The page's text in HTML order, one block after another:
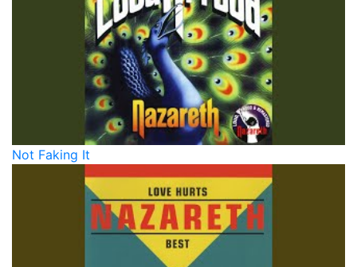
Not Faking It